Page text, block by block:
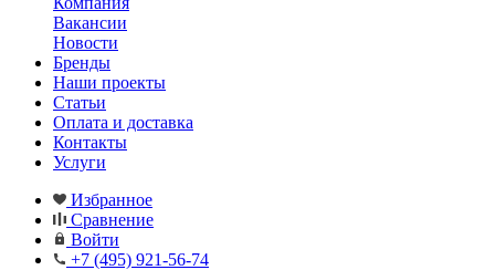
Вакансии
Новости
Бренды
Наши проекты
Статьи
Оплата и доставка
Контакты
Услуги
Избранное
Сравнение
Войти
+7 (495) 921-56-74